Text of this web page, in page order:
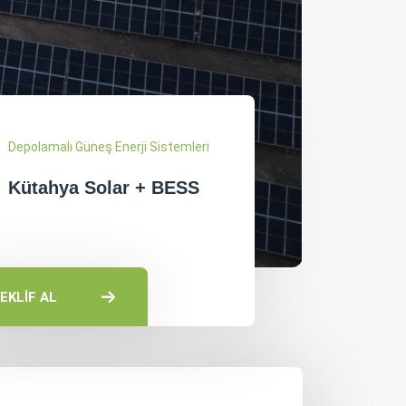
Depolamalı Güneş Enerji Sistemleri
Kütahya Solar + BESS
AL